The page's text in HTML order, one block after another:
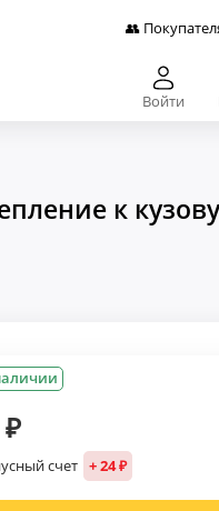
👥
Войти
к
счет + 24 ₽